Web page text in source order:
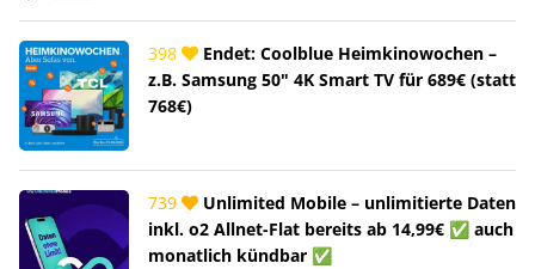
398
Endet: Coolblue Heimkinowochen –
z.B. Samsung 50" 4K Smart TV für 689€ (statt
768€)
739
Unlimited Mobile – unlimitierte Daten
inkl. o2 Allnet-Flat bereits ab 14,99€ ✅ auch
monatlich kündbar ✅